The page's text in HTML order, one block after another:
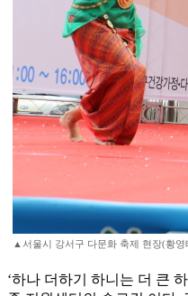
▲서울시 강서구 다문화 축제 현장(황영
‘하나 더하기 하니는 더 큰